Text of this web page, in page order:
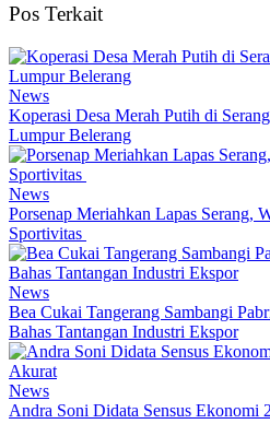
Pos Terkait
News
Koperasi Desa Merah Putih di
Lumpur Belerang
News
Porsenap Meriahkan Lapas Serang,
Sportivitas
News
Bea Cukai Tangerang Sambangi
Bahas Tantangan Industri Ekspor
News
Andra Soni Didata Sensus Ekonomi